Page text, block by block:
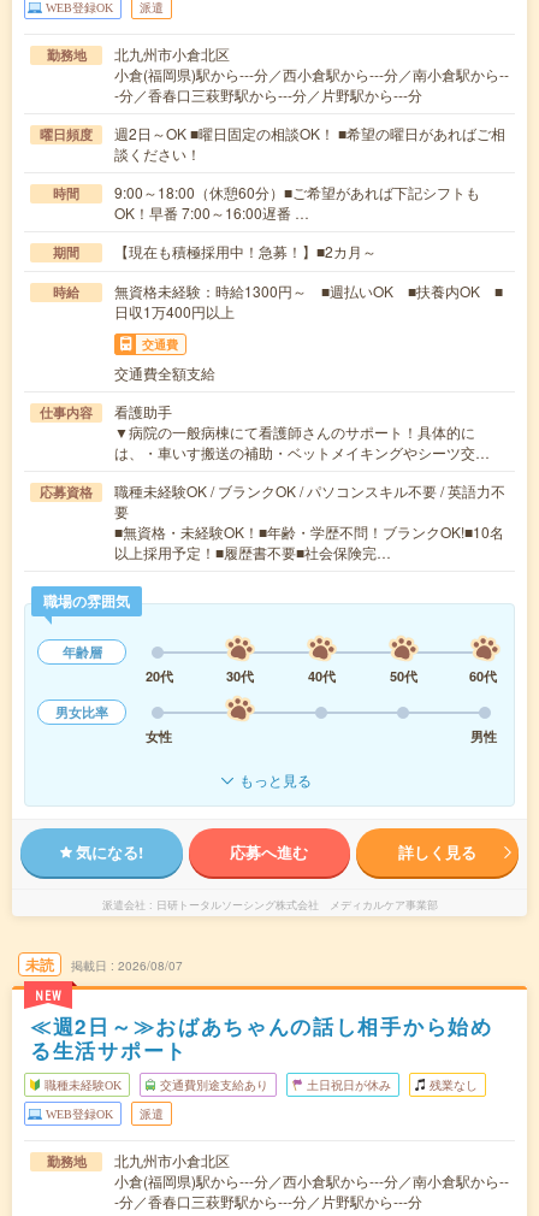
WEB登録OK 派遣
勤務地
北九州市小倉北区
小倉(福岡県)駅から---分／西小倉駅から---分／南小倉駅から--
-分／香春口三萩野駅から---分／片野駅から---分
曜日頻度
週2日～OK ■曜日固定の相談OK！ ■希望の曜日があればご相
談ください！
時間
9:00～18:00（休憩60分）■ご希望があれば下記シフトも
OK！早番 7:00～16:00遅番 …
期間 【現在も積極採用中！急募！】■2カ月～
時給
無資格未経験：時給1300円～ ■週払いOK ■扶養内OK ■
日収1万400円以上
交通費
交通費全額支給
仕事内容
看護助手
▼病院の一般病棟にて看護師さんのサポート！具体的に
は、・車いす搬送の補助・ベットメイキングやシーツ交…
応募資格
職種未経験OK / ブランクOK / パソコンスキル不要 / 英語力不
要
■無資格・未経験OK！■年齢・学歴不問！ブランクOK!■10名
以上採用予定！■履歴書不要■社会保険完…
職場の雰囲気
年齢層
20代
30代 40代 50代
60代
男女比率
女性
男性
もっと見る
気になる! 応募へ進む 詳しく見る
派遣会社 日研トータルソーシング株式会社 メディカルケア事業部
未読
NEW
掲載日 2026/08/07
≪週2日～≫おばあちゃんの話し相手から始め
る生活サポート
職種未経験OK 交通費別途支給あり 土日祝日が休み 残業なし
WEB登録OK 派遣
勤務地
北九州市小倉北区
小倉(福岡県)駅から---分／西小倉駅から---分／南小倉駅から--
-分／香春口三萩野駅から---分／片野駅から---分